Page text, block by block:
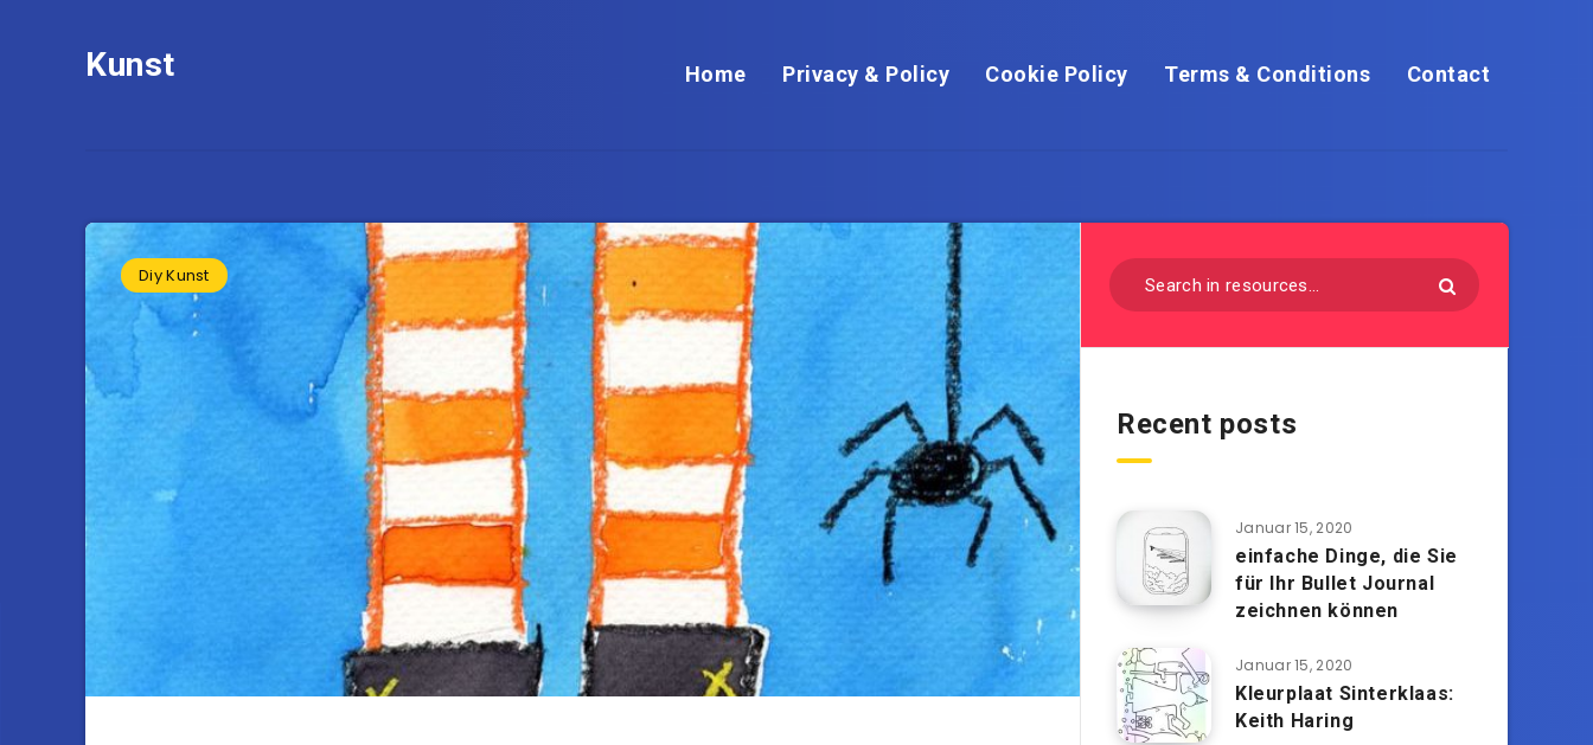
Kunst Home Privacy & Policy Cookie Policy Terms & Conditions Contact
Diy Kunst
Recent posts
Januar 15, 2020
einfache Dinge, die Sie
für Ihr Bullet Journal
zeichnen können
Januar 15, 2020
Kleurplaat Sinterklaas:
Keith Haring